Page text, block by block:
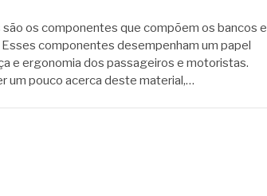
os componentes que compõem os bancos e
componentes desempenham um papel
e ergonomia dos passageiros e motoristas.
um pouco acerca deste material,…